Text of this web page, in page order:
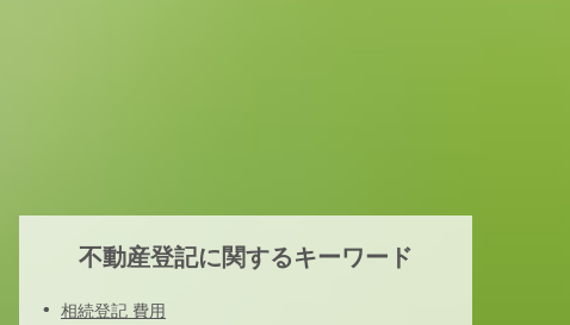
不動産登記に関するキーワード
相続登記 費用